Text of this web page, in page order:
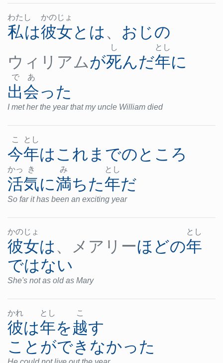
わた し
私は
かのじょ
彼女とは、 おじの
ウィリアムが
し
死んだ
とし
年に
で あ
出会った
I met her the year that my uncle William died
こ とし
今年はこれまでのところ
かっ き
活気に
み
満ちた
とし
年だ
So far it has been an exciting year
かのじょ
彼女は、メアリーほどの
とし
年
ではない
She's not as old as Mary
かれ
彼は
とし
年を
こ
越す
ことができなかった